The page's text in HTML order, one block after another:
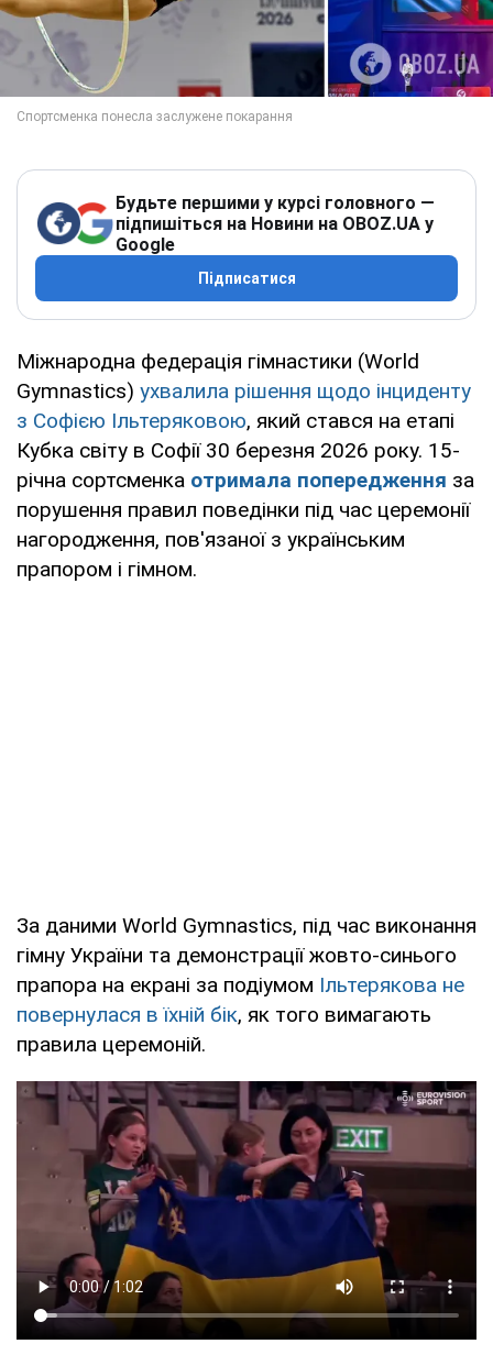
Будьте першими у курсі головного —
підпишіться на Новини на OBOZ.UA у
Google
Підписатися
Міжнародна федерація гімнастики (World
Gymnastics) ухвалила рішення щодо інциденту
з Софією Ільтеряковою, який стався на етапі
Кубка світу в Софії 30 березня 2026 року. 15-
річна сортсменка отримала попередження за
порушення правил поведінки під час церемонії
нагородження, пов'язаної з українським
прапором і гімном.
За даними World Gymnastics, під час виконання
гімну України та демонстрації жовто-синього
прапора на екрані за подіумом Ільтерякова не
повернулася в їхній бік, як того вимагають
правила церемоній.